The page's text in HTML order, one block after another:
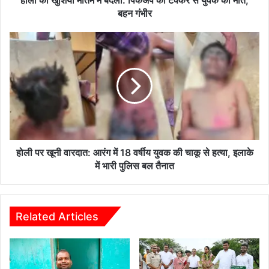
ली
क
अ
प
की
व
की
मौ
त
,
ब
बहन गंभीर
हो
र
खू
नी
वा
दा
1
8
व
र्षी
होली पर खूनी वारदात: आरंग में 18 वर्षीय युवक की चाकू से हत्या, इलाके
में भारी पुलिस बल तैनात
Related Articles